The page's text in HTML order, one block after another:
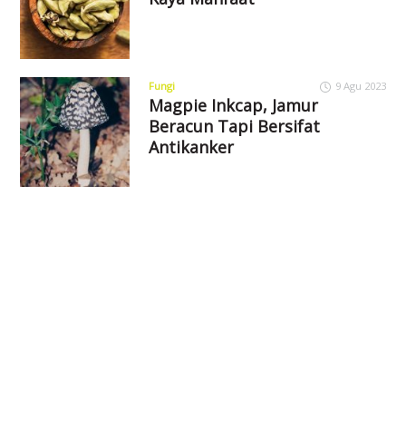
Fungi 9 Agu 2023
Magpie Inkcap, Jamur
Beracun Tapi Bersifat
Antikanker